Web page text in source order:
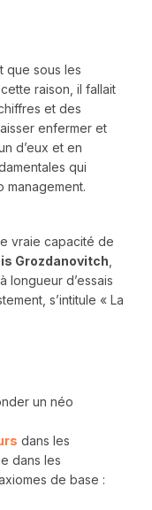
que sous les
raison, il fallait
et des
enfermer et
d’eux et en
qui
management.
vraie capacité de
Grozdanovitch
longueur d’essais
s’intitule « La
un néo
dans les
dans les
de base :